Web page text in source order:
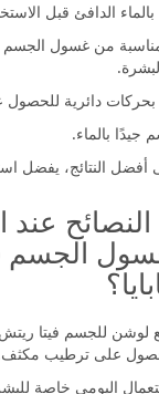
الدافئ قبل
من غسول الجسم
دائرية للحصول
بالماء.
النتائج، يفضل
عند
الجسم
لوشن للجسم فيتا ريتش
على ترطيب
اليومي خاصة